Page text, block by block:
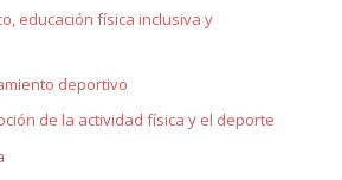
educación física inclusiva y
deportivo
de la actividad física y el deporte